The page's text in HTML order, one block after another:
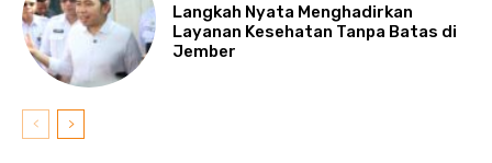
Langkah Nyata Menghadirkan
Layanan Kesehatan Tanpa Batas di
Jember